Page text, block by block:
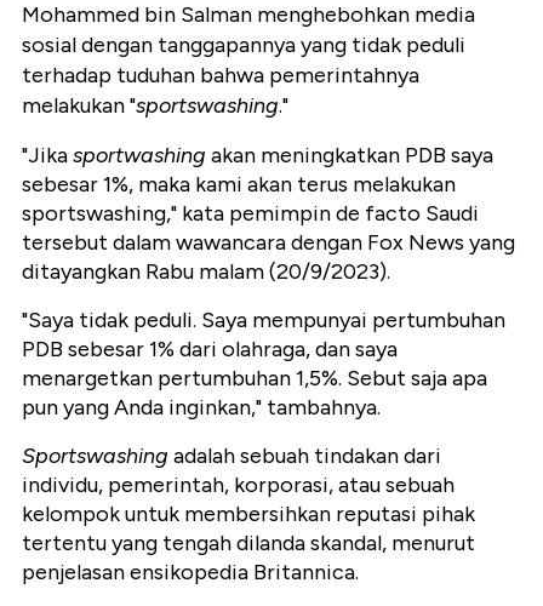
Mohammed bin Salman menghebohkan media
sosial dengan tanggapannya yang tidak peduli
terhadap tuduhan bahwa pemerintahnya
melakukan "sportswashing."
"Jikasportwashing akan meningkatkan PDB saya
sebesar 1%, maka kami akan terus melakukan
sportswashing," kata pemimpin de facto Saudi
tersebut dalam wawancara dengan Fox News yang
ditayangkan Rabu malam (20/9/2023).
"Saya tidak peduli. Saya mempunyai pertumbuhan
PDB sebesar 1% dari olahraga, dan saya
menargetkan pertumbuhan 1,5%. Sebut saja apa
pun yang Anda inginkan," tambahnya.
Sportswashing adalah sebuah tindakan dari
individu, pemerintah, korporasi, atau sebuah
kelompok untuk membersihkan reputasi pihak
tertentu yang tengah dilanda skandal, menurut
penjelasan ensikopedia Britannica.